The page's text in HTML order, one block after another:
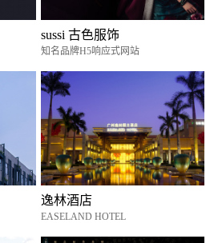
sussi 古色服饰
知名品牌H5响应式网站
逸林酒店
EASELAND HOTEL